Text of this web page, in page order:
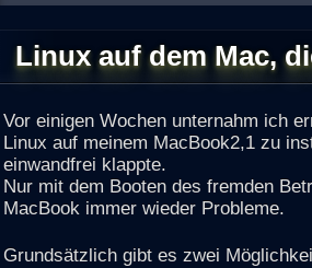
Linux auf dem Mac,
Vor einigen Wochen unternahm ich
Linux auf meinem MacBook2,1 zu
einwandfrei klappte.
Nur mit dem Booten des fremden
MacBook immer wieder Probleme.
Grundsätzlich gibt es zwei